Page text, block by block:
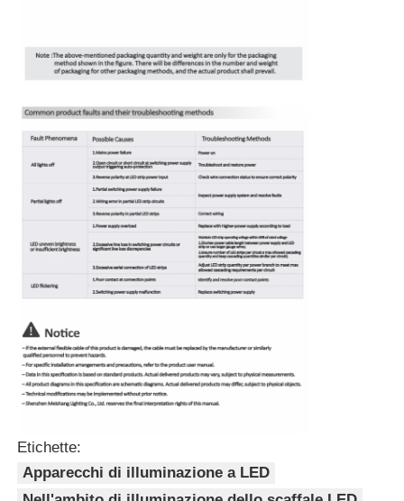
Etichette:
Apparecchi di illuminazione a LED